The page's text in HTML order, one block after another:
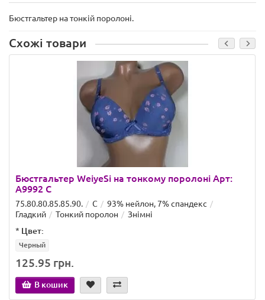
Бюстгальтер на тонкій поролоні.
Схожі товари
Бюстгальтер WeiyeSi на тонкому поролоні Арт:
A9992 C
75.80.80.85.85.90. C
93% нейлон, 7% спандекс
Гладкий
Тонкий поролон
Знімні
* Цвет:
Черный
125.95 грн.
В кошик